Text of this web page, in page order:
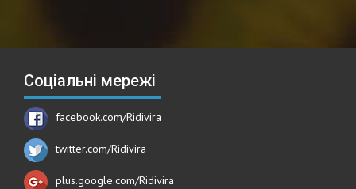
Соціальні мережі
facebook.com/Ridivira
twitter.com/Ridivira
plus.google.com/Ridivira